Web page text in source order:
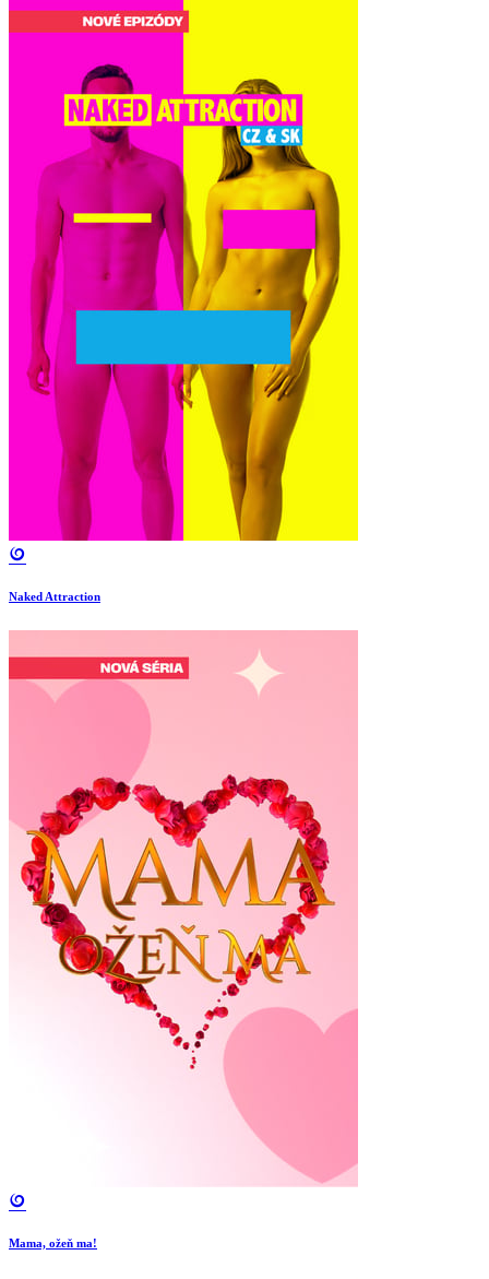
Naked Attraction
Mama, ožeň ma!